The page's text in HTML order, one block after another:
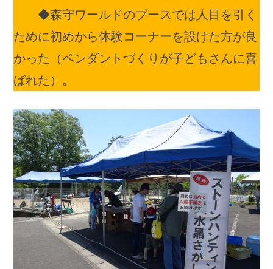
◆森守ワールドのブースでは人目を引く
ために初めから体験コーナーを設けた方が良
かった（ペンダントづくりが子どもさんに喜
ばれた）。